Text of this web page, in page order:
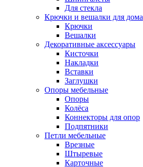
Для стекла
Крючки и вешалки для дома
Крючки
Вешалки
Декоративные аксессуары
Кисточки
Накладки
Вставки
Заглушки
Опоры мебельные
Опоры
Колёса
Коннекторы для опор
Подпятники
Петли мебельные
Врезные
Штыревые
Карточные